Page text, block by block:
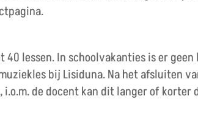
lessen. In schoolvakanties is er
bij Lisiduna. Na het afsluiten
de docent kan dit langer of korter